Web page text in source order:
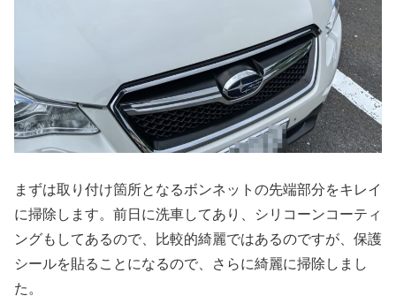
まずは取り付け箇所となるボンネットの先端部分をキレイ
に掃除します。前日に洗車してあり、シリコーンコーティ
ングもしてあるので、比較的綺麗ではあるのですが、保護
シールを貼ることになるので、さらに綺麗に掃除しまし
た。